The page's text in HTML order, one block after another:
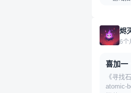
烬
6个
喜加一
《寻找
atomic-